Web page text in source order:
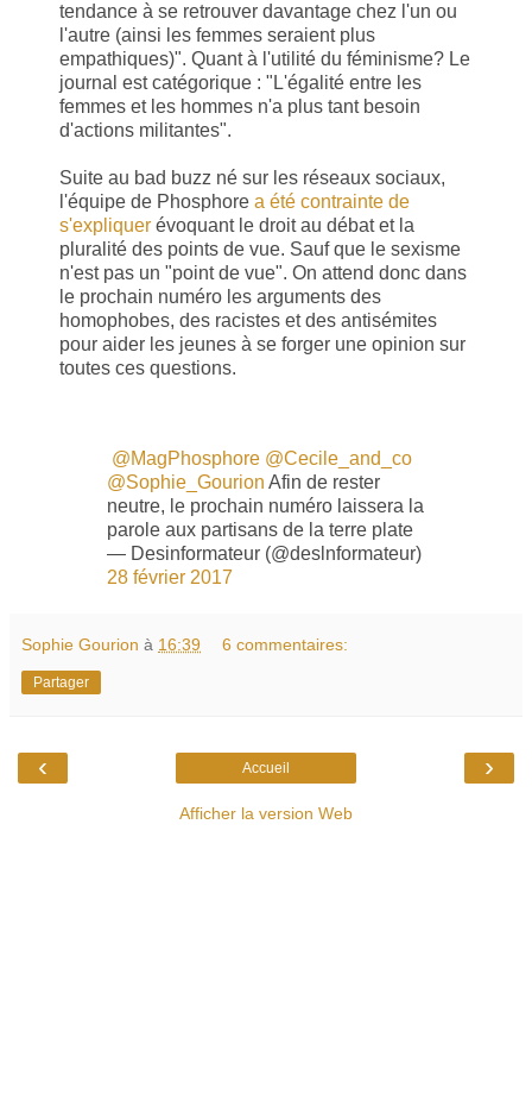
tendance à se retrouver davantage chez l'un ou
l'autre (ainsi les femmes seraient plus
empathiques)". Quant à l'utilité du féminisme? Le
journal est catégorique : "L'égalité entre les
femmes et les hommes n'a plus tant besoin
d'actions militantes".
Suite au bad buzz né sur les réseaux sociaux,
l'équipe de Phosphore a été contrainte de
s'expliquer évoquant le droit au débat et la
pluralité des points de vue. Sauf que le sexisme
n'est pas un "point de vue". On attend donc dans
le prochain numéro les arguments des
homophobes, des racistes et des antisémites
pour aider les jeunes à se forger une opinion sur
toutes ces questions.
@MagPhosphore @Cecile_and_co
@Sophie_Gourion Afin de rester
neutre, le prochain numéro laissera la
parole aux partisans de la terre plate
— Desinformateur (@deslnformateur)
28 février 2017
Sophie Gourion à 16:39 6 commentaires:
Partager
‹ ›
Accueil
Afficher la version Web